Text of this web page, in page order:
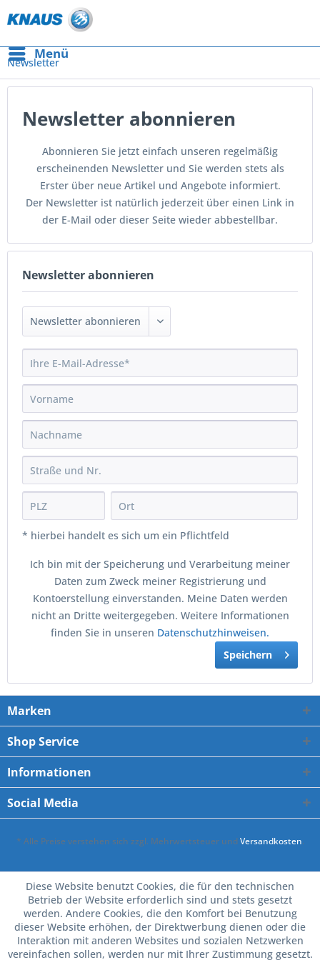
Menü
Newsletter
Newsletter abonnieren
Abonnieren Sie jetzt einfach unseren regelmäßig
erscheinenden Newsletter und Sie werden stets als
Erster über neue Artikel und Angebote informiert.
Der Newsletter ist natürlich jederzeit über einen Link in
der E-Mail oder dieser Seite wieder abbestellbar.
Newsletter abonnieren
* hierbei handelt es sich um ein Pflichtfeld
Ich bin mit der Speicherung und Verarbeitung meiner
Daten zum Zweck meiner Registrierung und
Kontoerstellung einverstanden. Meine Daten werden
nicht an Dritte weitergegeben. Weitere Informationen
finden Sie in unseren Datenschutzhinweisen.
Speichern
Marken
Shop Service
Informationen
Social Media
* Alle Preise verstehen sich zzgl. Mehrwertsteuer und Versandkosten.
Diese Website benutzt Cookies, die für den technischen
Betrieb der Website erforderlich sind und stets gesetzt
werden. Andere Cookies, die den Komfort bei Benutzung
dieser Website erhöhen, der Direktwerbung dienen oder die
Interaktion mit anderen Websites und sozialen Netzwerken
vereinfachen sollen, werden nur mit Ihrer Zustimmung gesetzt.